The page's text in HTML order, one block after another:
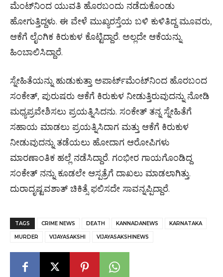
ಮೆಂಟ್​ನಿಂದ ಯುವತಿ ಹೊರಬಂದು ನಡೆದುಕೊಂಡು
ಹೋಗುತ್ತಿದ್ದಳು. ಈ ವೇಳೆ ಮುಖ್ಯರಸ್ತೆಯ ಬಳಿ ಕುಳಿತಿದ್ದ ಮೂವರು,
ಆಕೆಗೆ ಲೈಂಗಿಕ ಕಿರುಕುಳ ಕೊಟ್ಟಿದ್ದಾರೆ. ಅಲ್ಲದೇ ಆಕೆಯನ್ನು
ಹಿಂಬಾಲಿಸಿದ್ದಾರೆ.
ಸ್ನೇಹಿತೆಯನ್ನು ಹುಡುಕುತ್ತಾ ಅಪಾರ್ಟ್‌ಮೆಂಟ್‌ನಿಂದ ಹೊರಬಂದ
ಸಂಕೇತ್, ಪುರುಷರು ಆಕೆಗೆ ಕಿರುಕುಳ ನೀಡುತ್ತಿರುವುದನ್ನು ನೋಡಿ
ಮಧ್ಯಪ್ರವೇಶಿಸಲು ಪ್ರಯತ್ನಿಸಿದನು. ಸಂಕೇತ್ ತನ್ನ ಸ್ನೇಹಿತೆಗೆ
ಸಹಾಯ ಮಾಡಲು ಪ್ರಯತ್ನಿಸಿದಾಗ ಮತ್ತು ಆಕೆಗೆ ಕಿರುಕುಳ
ನೀಡುವುದನ್ನು ತಡೆಯಲು ಹೋದಾಗ ಆರೋಪಿಗಳು
ಮಾರಣಾಂತಿಕ ಹಲ್ಲೆ ನಡೆಸಿದ್ದಾರೆ. ಗಂಭೀರ ಗಾಯಗೊಂಡಿದ್ದ
ಸಂಕೇತ್ ನನ್ನು ಕೂಡಲೇ ಆಸ್ಪತ್ರೆಗೆ ದಾಖಲು ಮಾಡಲಾಗಿತ್ತು.
ದುರಾದೃಷ್ಟವಶಾತ್ ಚಿಕಿತ್ಸೆ ಫಲಿಸದೇ ಸಾವನ್ನಪ್ಪಿದ್ದಾರೆ.
TAGS CRIME NEWS DEATH KANNADANEWS KARNATAKA
MURDER VIJAYASAKSHI VIJAYASAKSHINEWS